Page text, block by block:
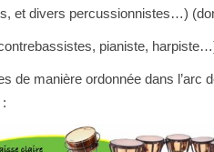
et divers percussionnistes…)
pianiste,
de manière ordonnée dans l’arc